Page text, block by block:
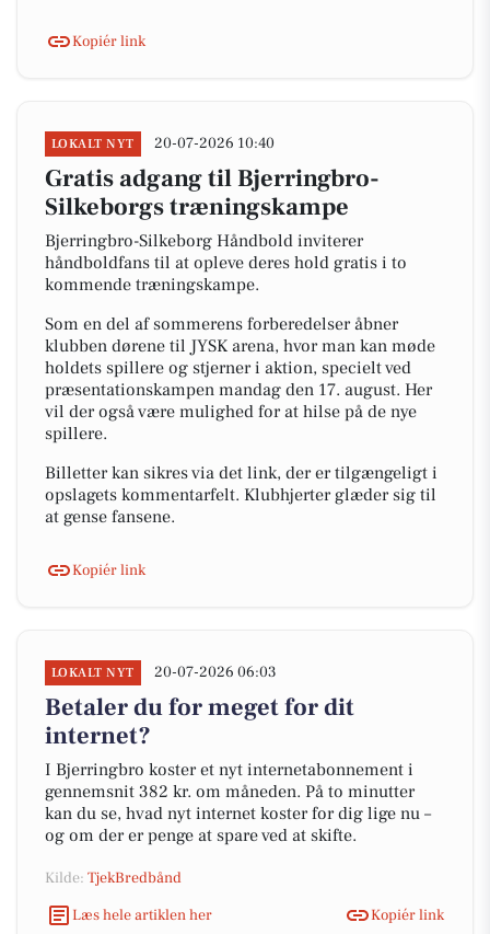
Kopiér link
LOKALT NYT 20-07-2026 10:40
Gratis adgang til Bjerringbro-
Silkeborgs træningskampe
Bjerringbro-Silkeborg Håndbold inviterer
håndboldfans til at opleve deres hold gratis i to
kommende træningskampe.
Som en del af sommerens forberedelser åbner
klubben dørene til JYSK arena, hvor man kan møde
holdets spillere og stjerner i aktion, specielt ved
præsentationskampen mandag den 17. august. Her
vil der også være mulighed for at hilse på de nye
spillere.
Billetter kan sikres via det link, der er tilgængeligt i
opslagets kommentarfelt. Klubhjerter glæder sig til
at gense fansene.
Kopiér link
LOKALT NYT 20-07-2026 06:03
Betaler du for meget for dit
internet?
I Bjerringbro koster et nyt internetabonnement i
gennemsnit 382 kr. om måneden. På to minutter
kan du se, hvad nyt internet koster for dig lige nu –
og om der er penge at spare ved at skifte.
Kilde: TjekBredbånd
Læs hele artiklen her
Kopiér link